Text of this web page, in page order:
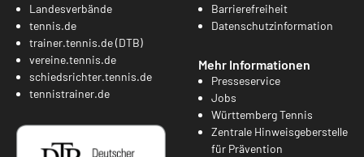
Landesverbände
tennis.de
trainer.tennis.de (DTB)
vereine.tennis.de
schiedsrichter.tennis.de
tennistrainer.de
Barrierefreiheit
Datenschutzinformation
Mehr Informationen
Presseservice
Jobs
Württemberg Tennis
Zentrale Hinweisgeberstelle
für Prävention